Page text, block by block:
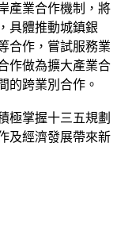
產業合作機制，將
具體推動城鎮銀
合作，嘗試服務業
作做為擴大產業合
的跨業別合作。
極掌握十三五規劃
及經濟發展帶來新